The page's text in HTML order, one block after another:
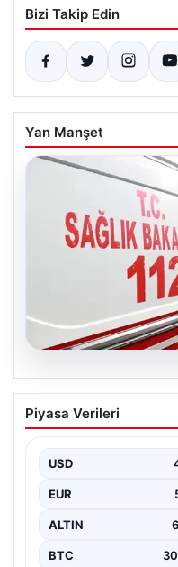
Bizi Takip Edin
Yan Manşet
05.08.2026
Diyarbakır’da
Yaralı
bölge sakinlerini
uzun…
Piyasa Verileri
USD
EUR
ALTIN
BTC